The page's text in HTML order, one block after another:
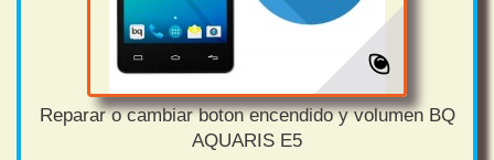
Reparar o cambiar boton encendido y volumen BQ
AQUARIS E5